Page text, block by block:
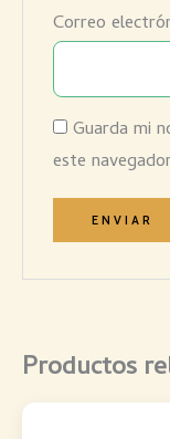
Correo
Guarda mi
este
Productos